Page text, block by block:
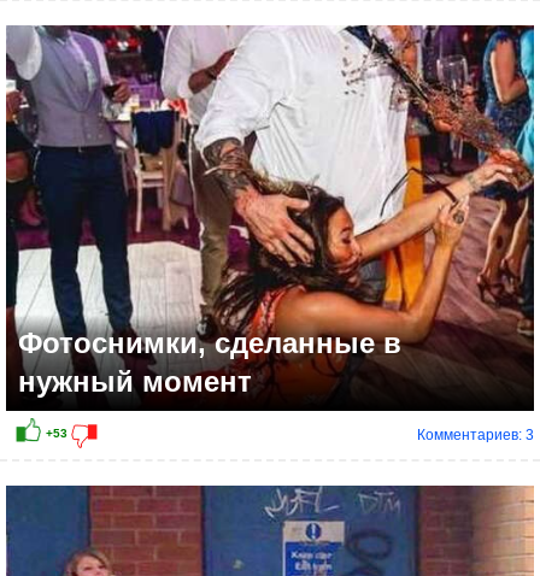
+27
Фотоснимки, сделанные в
нужный момент
Комментариев: 3